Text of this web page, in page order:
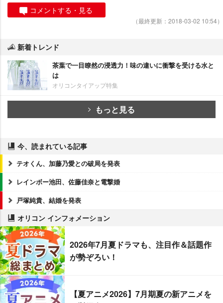
コメントする・見る
（最終更新：2018-03-02 10:54）
新着トレンド
茶葉で一目瞭然の浸透力！味の違いに衝撃を受ける水と
は
オリコンタイアップ特集
もっと見る
今、読まれている記事
テオくん、加藤乃愛との破局を発表
レインボー池田、佐藤佳奈と電撃婚
戸塚純貴、結婚を発表
オリコン インフォメーション
2026年7月夏ドラマも、注目作＆話題作
が勢ぞろい！
【夏アニメ2026】7月期夏の新アニメを